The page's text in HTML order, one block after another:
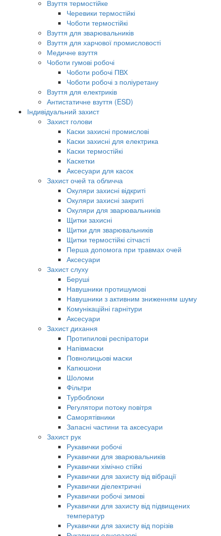
Взуття термостійке
Черевики термостійкі
Чоботи термостійкі
Взуття для зварювальників
Взуття для харчової промисловості
Медичне взуття
Чоботи гумові робочі
Чоботи робочі ПВХ
Чоботи робочі з поліуретану
Взуття для електриків
Антистатичне взуття (ESD)
Індивідуальний захист
Захист голови
Каски захисні промислові
Каски захисні для електрика
Каски термостійкі
Каскетки
Аксесуари для касок
Захист очей та обличча
Окуляри захисні відкриті
Окуляри захисні закриті
Окуляри для зварювальників
Щитки захисні
Щитки для зварювальників
Щитки термостійкі сітчасті
Перша допомога при травмах очей
Аксесуари
Захист слуху
Беруші
Навушники протишумові
Навушники з активним зниженням шуму
Комунікаційні гарнітури
Аксесуари
Захист дихання
Протипилові респіратори
Напівмаски
Повнолицьові маски
Капюшони
Шоломи
Фільтри
Турбоблоки
Регулятори потоку повітря
Саморятівники
Запасні частини та аксесуари
Захист рук
Рукавички робочі
Рукавички для зварювальників
Рукавички хімічно стійкі
Рукавички для захисту від вібрації
Рукавички діелектричні
Рукавички робочі зимові
Рукавички для захисту від підвищених
температур
Рукавички для захисту від порізів